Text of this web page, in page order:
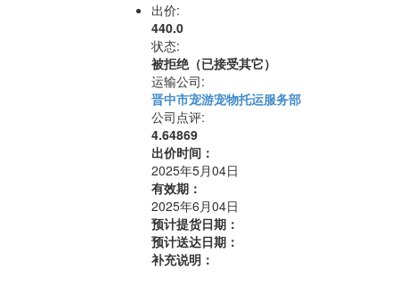
出价:
440.0
状态:
被拒绝（已接受其它）
运输公司:
晋中市宠游宠物托运服务部
公司点评:
4.64869
出价时间：
2025年5月04日
有效期：
2025年6月04日
预计提货日期：
预计送达日期：
补充说明：